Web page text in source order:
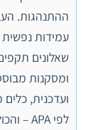
ההתנהגות.
עמידות
ומסקנות
ועדכנית, כלים
לפי APA – והכול בעברית תקנית […]